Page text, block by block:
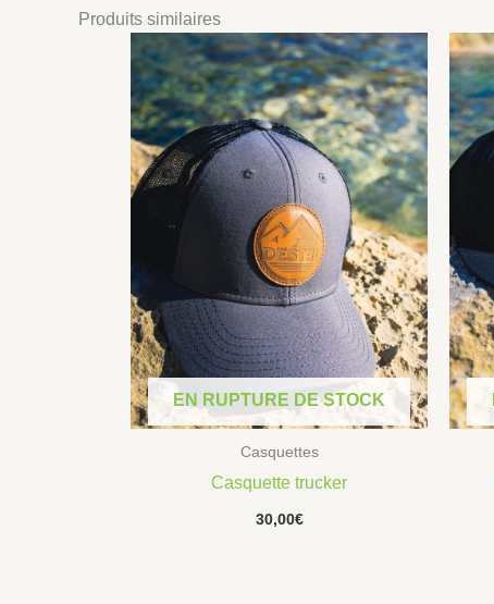
Produits similaires
EN RUPTURE DE STOCK
Casquettes
Casquette trucker
30,00€